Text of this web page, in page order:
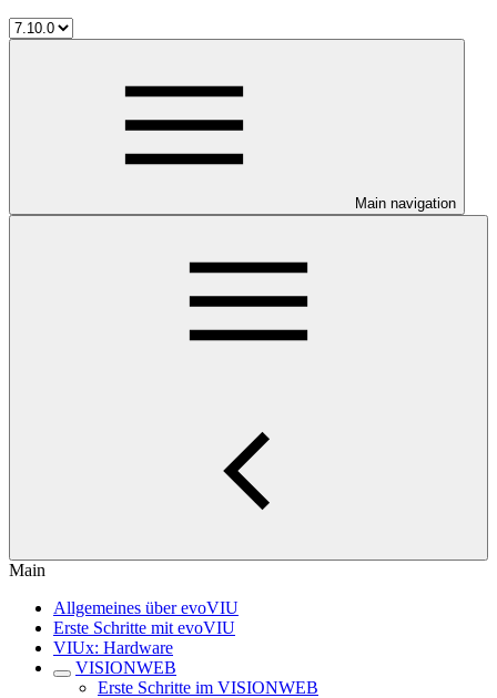
Main navigation
Main
Allgemeines über evoVIU
Erste Schritte mit evoVIU
VIUx: Hardware
VISIONWEB
Erste Schritte im VISIONWEB